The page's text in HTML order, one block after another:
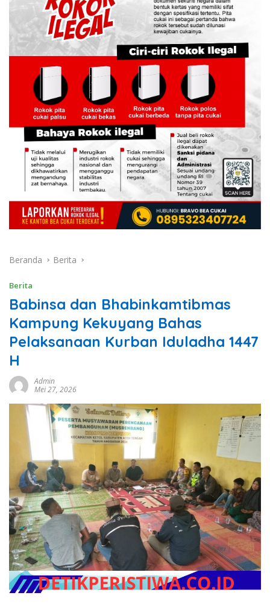
Beranda Berita
Berita
Babinsa dan Bhabinkamtibmas
Kampung Kekuyang Bahas
Pelaksanaan Kurban Iduladha 1447
H
Admin
Mei 27, 2026